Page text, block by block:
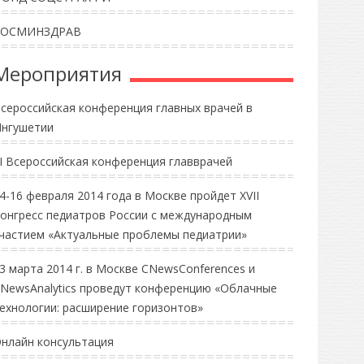
конференция главных врачей в
Всероссийская конференция главврачей
16 февраля 2014 года в Москве пройдет XVII
педиатров России с международным
«Актуальные проблемы педиатрии»
марта 2014 г. в Москве CNewsConferences и
проведут конференцию «Облачные
расширение горизонтов»
консультация